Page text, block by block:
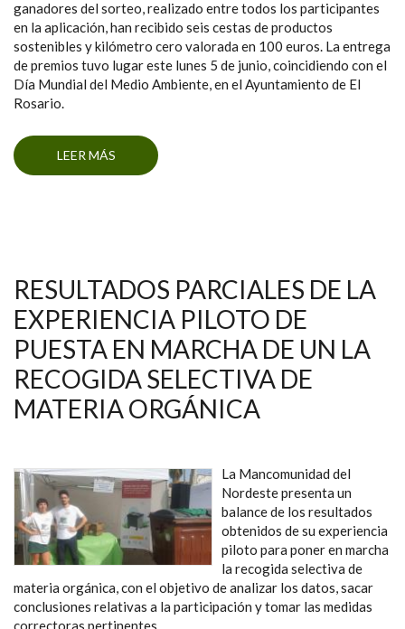
ganadores del sorteo, realizado entre todos los participantes
en la aplicación, han recibido seis cestas de productos
sostenibles y kilómetro cero valorada en 100 euros. La entrega
de premios tuvo lugar este lunes 5 de junio, coincidiendo con el
Día Mundial del Medio Ambiente, en el Ayuntamiento de El
Rosario.
LEER MÁS
SOBRE LA MANCOMUNIDAD DEL NORDESTE
ENTREGA LOS PREMIOS DE “LA RULETA DEL
RESULTADOS PARCIALES DE LA
EXPERIENCIA PILOTO DE
PUESTA EN MARCHA DE UN LA
RECOGIDA SELECTIVA DE
MATERIA ORGÁNICA
La Mancomunidad del
Nordeste presenta un
balance de los resultados
obtenidos de su experiencia
piloto para poner en marcha
la recogida selectiva de
materia orgánica, con el objetivo de analizar los datos, sacar
conclusiones relativas a la participación y tomar las medidas
correctoras pertinentes.